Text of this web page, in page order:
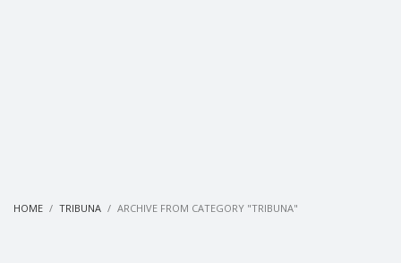
HOME TRIBUNA ARCHIVE FROM CATEGORY "TRIBUNA"